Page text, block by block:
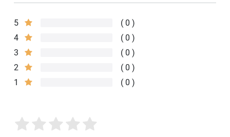
5
0
4
0
3
0
2
0
1
0